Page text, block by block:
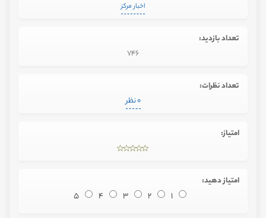
اخبار مرکز
تعداد بازدید:
746
تعداد نظرات:
0 نظر
امتیاز:
امتیاز دهید:
1
2
3
4
5